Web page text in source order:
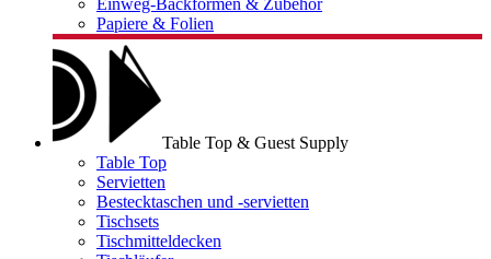
Einweg-Backformen & Zubehör
Papiere & Folien
Table Top & Guest Supply
Table Top
Servietten
Bestecktaschen und -servietten
Tischsets
Tischmitteldecken